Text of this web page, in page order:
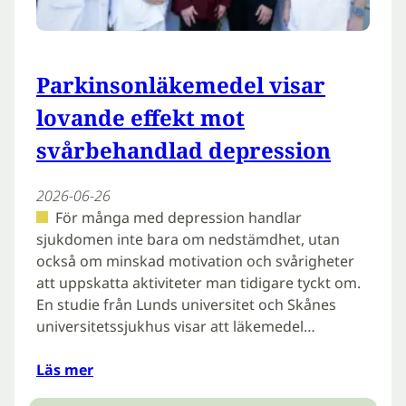
Parkinsonläkemedel visar
lovande effekt mot
svårbehandlad depression
2026-06-26
För många med depression handlar
sjukdomen inte bara om nedstämdhet, utan
också om minskad motivation och svårigheter
att uppskatta aktiviteter man tidigare tyckt om.
En studie från Lunds universitet och Skånes
universitetssjukhus visar att läkemedel…
Läs mer